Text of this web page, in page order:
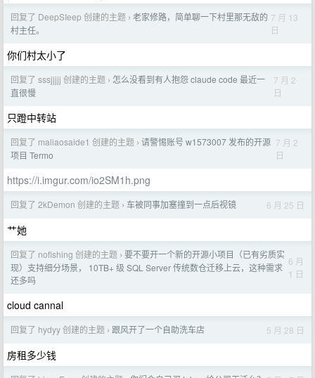
回复了 DeepSIeep 创建的主题 › 老家修路，简单聊一下村里那无敌的
村主任。
7 月 13
日
你们村太小了
回复了 sssjjjjj 创建的主题 › 怎么没看到有人抱怨 claude code 最近一
直很慢
7 月 2
日
只蹬中转站
回复了 maliaosaide1 创建的主题 › 请警惕账号 w1573007 发布的开源
项目 Termo
7 月 2
日
https://i.imgur.com/io2SM1h.png
回复了 2kDemon 创建的主题 › 车被同事加塞撞到一点后视镜 6 月 25 日
艹她
回复了 nofishing 创建的主题 › 要不要开一个新的开源小项目（已有劣质实
现）支持细分场景， 10TB+ 级 SQL Server 传统数仓迁移上云，这种需求
还多吗
6 月
1 日
cloud cannal
回复了 hydyy 创建的主题 › 跟风开了一个自助洗车店 5 月 28 日
房租多少钱